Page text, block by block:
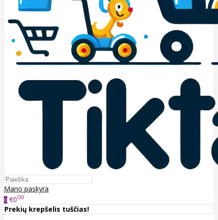
Mano paskyra
0 €000
Prekių krepšelis tuščias!